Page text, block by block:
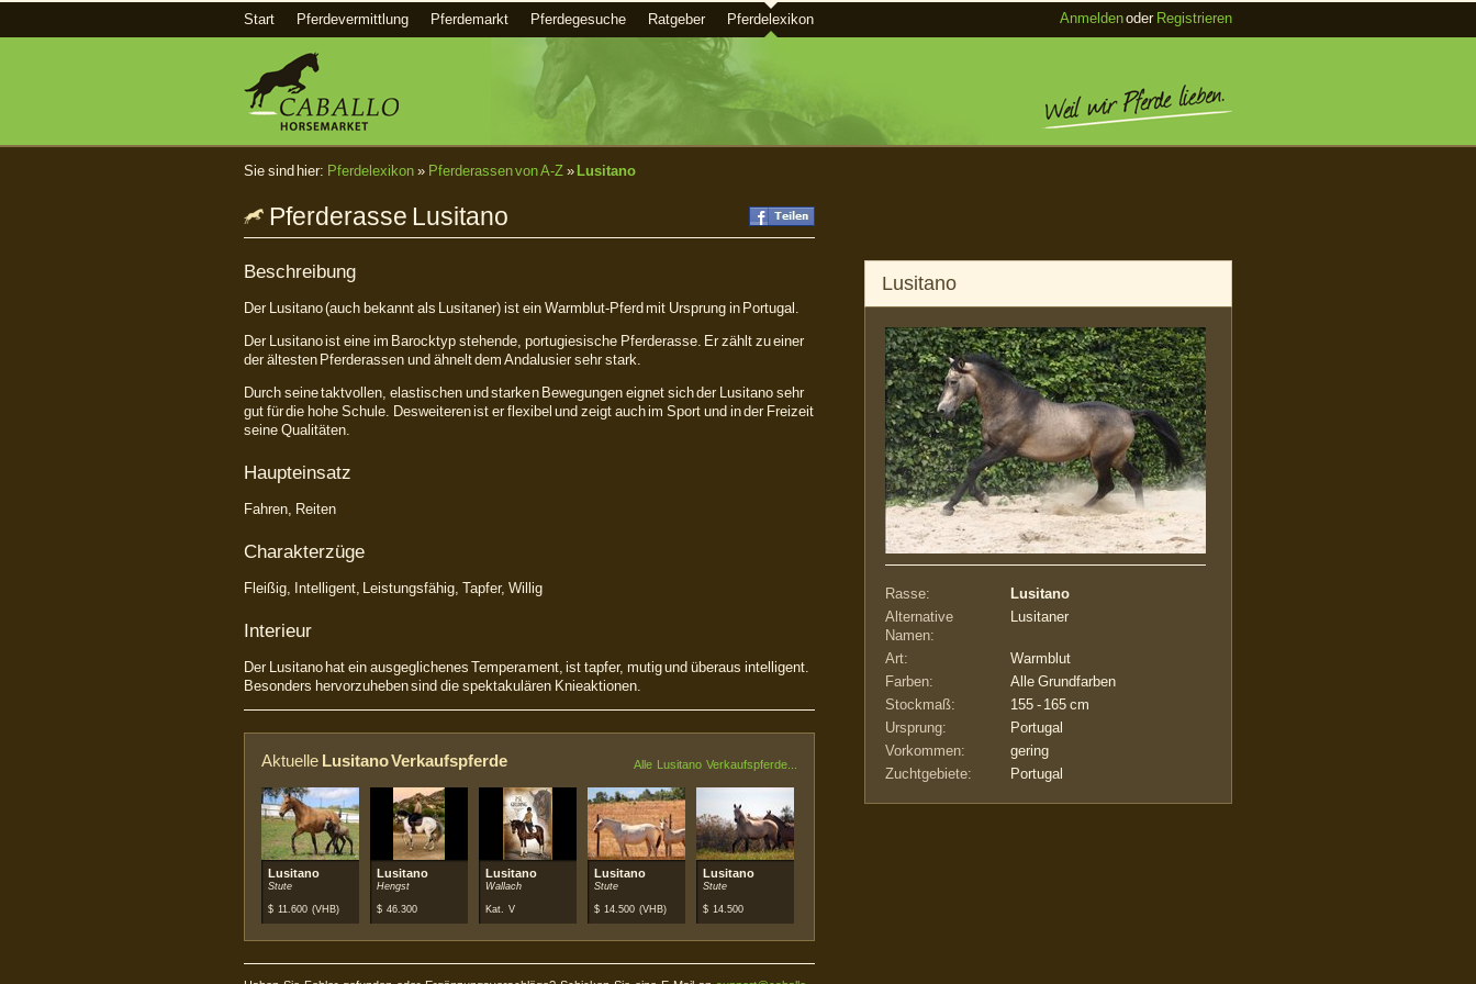
Start Pferdevermittlung Pferdemarkt Pferdegesuche Ratgeber Pferdelexikon Anmeldenoder Registrieren
Sie sind hier: Pferdelexikon » Pferderassen von A-Z» Lusitano
Pferderasse Lusitano
Beschreibung
Der Lusitano (auch bekannt als Lusitaner) ist ein Warmblut-Pferd mit Ursprung in Portugal.
Der Lusitano ist eine im Barocktyp stehende, portugiesische Pferderasse. Er zählt zu einer
der ältesten Pferderassen und ähnelt dem Andalusier sehr stark.
Durch seine taktvollen, elastischen und starken Bewegungen eignet sich der Lusitano sehr
gut für die hohe Schule. Desweiteren ist er flexibel und zeigt auch im Sport und in der Freizeit
seine Qualitäten.
Haupteinsatz
Fahren, Reiten
Charakterzüge
Fleißig, Intelligent, Leistungsfähig, Tapfer, Willig
Interieur
Der Lusitano hat ein ausgeglichenes Temperament, ist tapfer, mutig und überaus intelligent.
Besonders hervorzuheben sind die spektakulären Knieaktionen.
Aktuelle Lusitano Verkaufspferde Alle Lusitano Verkaufspferde...
Lusitano
Stute
$ 11.600 (VHB)
Lusitano
Hengst
$ 46.300
Lusitano
Wallach
Kat. V
Lusitano
Stute
$ 14.500 (VHB)
Lusitano
Stute
$ 14.500
Lusitano
Rasse:
Lusitano
Alternative
Namen:
Lusitaner
Art:
Warmblut
Farben:
Alle Grundfarben
Stockmaß:
155 - 165 cm
Ursprung:
Portugal
Vorkommen:
gering
Zuchtgebiete:
Portugal